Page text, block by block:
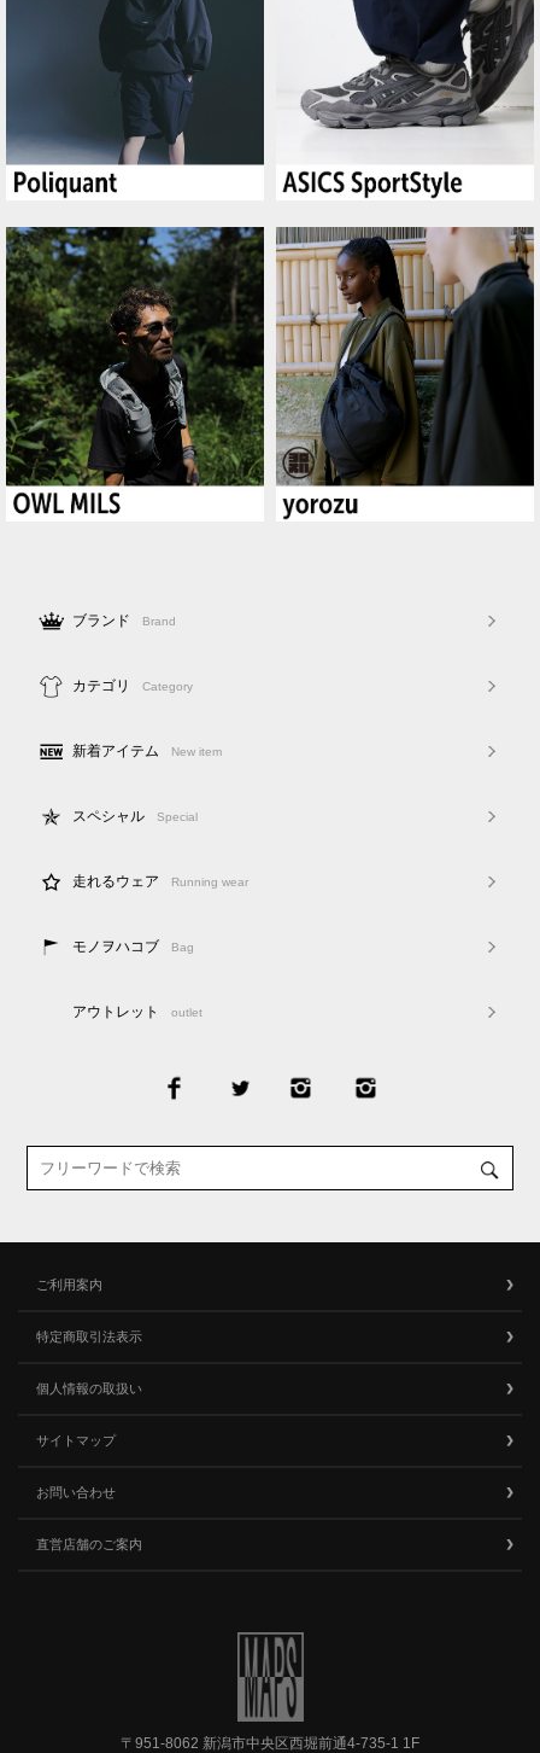
ブランド Brand
カテゴリ Category
新着アイテム New item
スペシャル Special
走れるウェア Running wear
モノヲハコブ Bag
アウトレット outlet
ご利用案内
特定商取引法表示
個人情報の取扱い
サイトマップ
お問い合わせ
直営店舗のご案内
〒951-8062 新潟市中央区西堀前通4-735-1 1F